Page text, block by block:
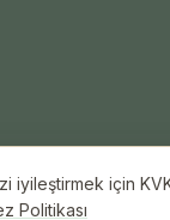
saklıdır.
iyileştirmek için
Politikası